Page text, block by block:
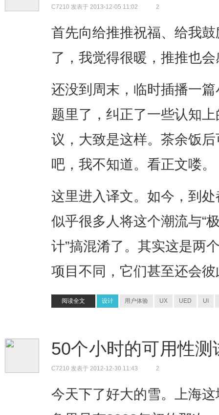
C7210 发表于 2013-12-05 11:02 2
首先向给推推祝福、给我
了，我觉得很暖，推推也
还没到周末，临时插播一
题里了，纠正了一些认知
议，大致是这样。茶余饭
吧，我不知道。看正文喽。
这里进入译文。如今，到
似乎很多人将这个潮流与“
计”搞混淆了。其实这是两
项目不同，它们甚至还会
阅读全文 设计 用户体验 UX UED UI
50个小时的可用性
C7210 发表于 2012-12-30 11:43 2
今天下了好大的雪。上海